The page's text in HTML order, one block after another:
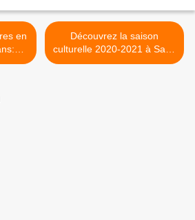
-
Découvrez la saison
culturelle 2020-2021 à Saint
Jean de la Ruelle et